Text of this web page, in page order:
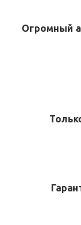
Огромный